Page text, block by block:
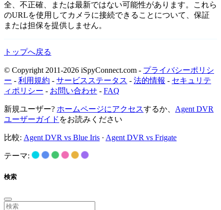
全、不正確、または最新ではない可能性があります。これら
のURLを使用してカメラに接続できることについて、保証
または担保を提供しません。
トップへ戻る
© Copyright 2011-2026 iSpyConnect.com - プライバシーポリシ
ー - 利用規約 - サービスステータス - 法的情報 - セキュリテ
ィポリシー - お問い合わせ - FAQ
新規ユーザー? ホームページにアクセスするか、 Agent DVR
ユーザーガイド をお読みください
比較: Agent DVR vs Blue Iris · Agent DVR vs Frigate
テーマ:
検索